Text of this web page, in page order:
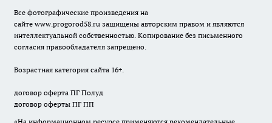
Все фотографические произведения на
сайте www.progorod58.ru защищены авторским правом и являются
интеллектуальной собственностью. Копирование без письменного
согласия правообладателя запрещено.
Возрастная категория сайта 16+.
договор оферта ПГ Полуд
договор оферты ПГ ПП